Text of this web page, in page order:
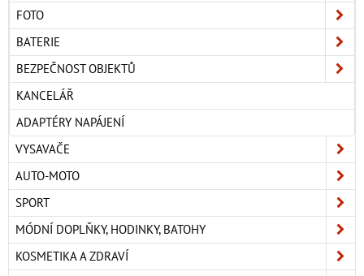
FOTO
BATERIE
BEZPEČNOST OBJEKTŮ
KANCELÁŘ
ADAPTÉRY NAPÁJENÍ
VYSAVAČE
AUTO-MOTO
SPORT
MÓDNÍ DOPLŇKY, HODINKY, BATOHY
KOSMETIKA A ZDRAVÍ